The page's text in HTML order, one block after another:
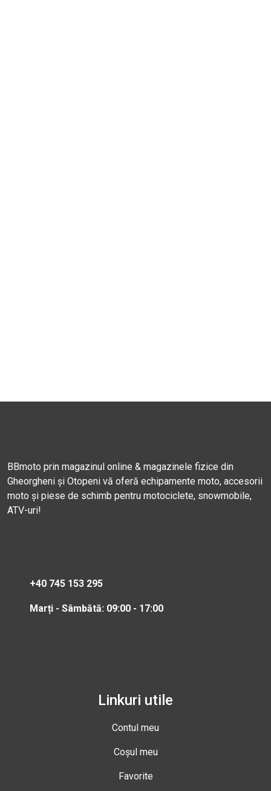
BBmoto prin magazinul online & magazinele fizice din
Gheorgheni și Otopeni vă oferă echipamente moto, accesorii
moto și piese de schimb pentru motociclete, snowmobile,
ATV-uri!
+40 745 153 295
Marți - Sâmbătă: 09:00 - 17:00
Linkuri utile
Contul meu
Coșul meu
Favorite